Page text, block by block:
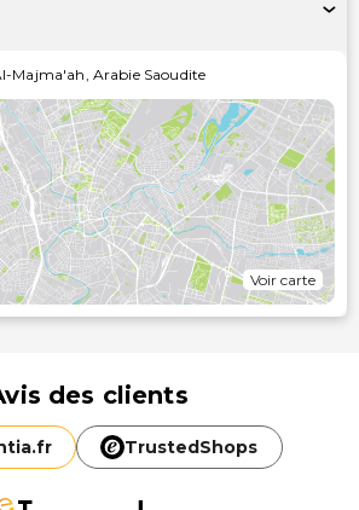
Majma'ah, Arabie Saoudite
Voir carte
des clients
fr TrustedShops